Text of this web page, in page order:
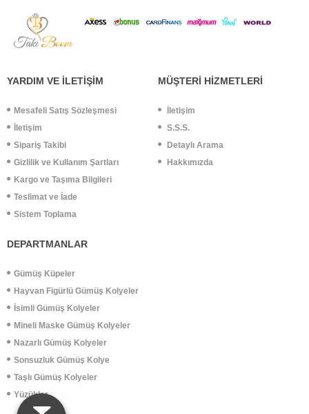
YARDIM VE İLETİŞİM
Mesafeli Satış Sözleşmesi
İletişim
Sipariş Takibi
Gizlilik ve Kullanım Şartları
Kargo ve Taşıma Bilgileri
Teslimat ve İade
Sistem Toplama
MÜŞTERİ HİZMETLERİ
İletişim
S.S.S.
Detaylı Arama
Hakkımızda
DEPARTMANLAR
Gümüş Küpeler
Hayvan Figürlü Gümüş Kolyeler
İsimli Gümüş Kolyeler
Mineli Maske Gümüş Kolyeler
Nazarlı Gümüş Kolyeler
Sonsuzluk Gümüş Kolye
Taşlı Gümüş Kolyeler
Yüzükler